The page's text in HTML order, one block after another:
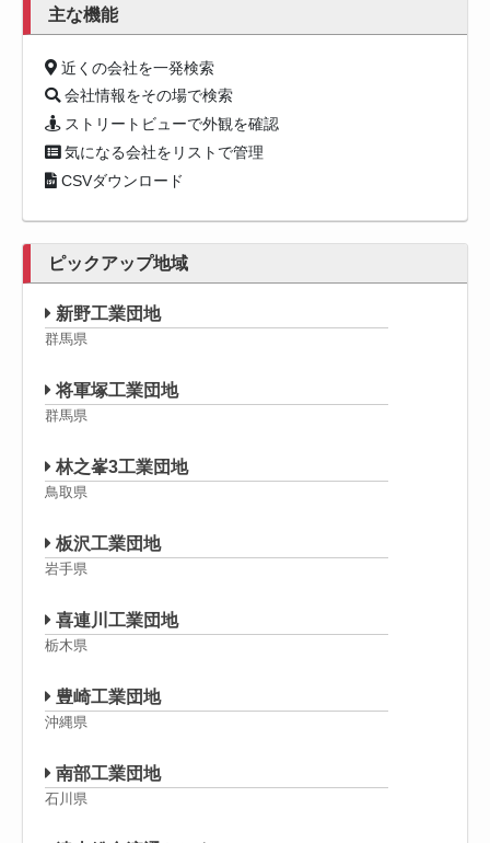
主な機能
近くの会社を一発検索
会社情報をその場で検索
ストリートビューで外観を確認
気になる会社をリストで管理
CSVダウンロード
ピックアップ地域
新野工業団地
群馬県
将軍塚工業団地
群馬県
林之峯3工業団地
鳥取県
板沢工業団地
岩手県
喜連川工業団地
栃木県
豊崎工業団地
沖縄県
南部工業団地
石川県